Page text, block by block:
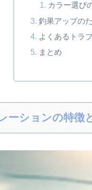
カラー選び
釣果アップの
よくあるトラ
まとめ
ーションの特徴